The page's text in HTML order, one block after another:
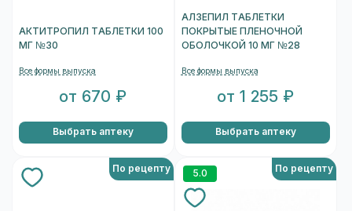
АКТИТРОПИЛ ТАБЛЕТКИ 100
МГ №30
Все формы выпуска
от 670 ₽
Выбрать аптеку
АЛЗЕПИЛ ТАБЛЕТКИ
ПОКРЫТЫЕ ПЛЕНОЧНОЙ
ОБОЛОЧКОЙ 10 МГ №28
Все формы выпуска
от 1 255 ₽
Выбрать аптеку
По рецепту 5.0 По рецепту